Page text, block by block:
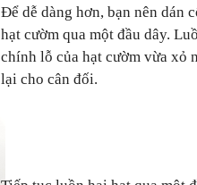
Để dễ dàng hơn, bạn nên dán
hạt cườm qua một đầu dây.
chính lỗ của hạt cườm vừa xỏ
lại cho cân đối.